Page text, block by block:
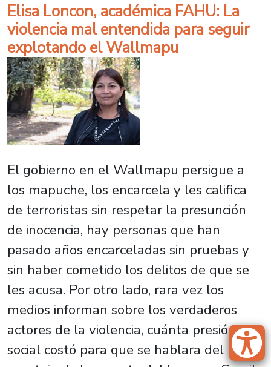
Elisa Loncon, académica FAHU: La
violencia mal entendida para seguir
explotando el Wallmapu
El gobierno en el Wallmapu persigue a
los mapuche, los encarcela y les califica
de terroristas sin respetar la presunción
de inocencia, hay personas que han
pasado años encarceladas sin pruebas y
sin haber cometido los delitos de que se
les acusa. Por otro lado, rara vez los
medios informan sobre los verdaderos
actores de la violencia, cuánta presión
social costó para que se hablara del